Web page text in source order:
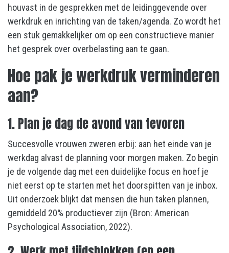
houvast in de gesprekken met de leidinggevende over
werkdruk en inrichting van de taken/agenda. Zo wordt het
een stuk gemakkelijker om op een constructieve manier
het gesprek over overbelasting aan te gaan.
Hoe pak je werkdruk verminderen
aan?
1. Plan je dag de avond van tevoren
Succesvolle vrouwen zweren erbij: aan het einde van je
werkdag alvast de planning voor morgen maken. Zo begin
je de volgende dag met een duidelijke focus en hoef je
niet eerst op te starten met het doorspitten van je inbox.
Uit onderzoek blijkt dat mensen die hun taken plannen,
gemiddeld 20% productiever zijn (Bron: American
Psychological Association, 2022).